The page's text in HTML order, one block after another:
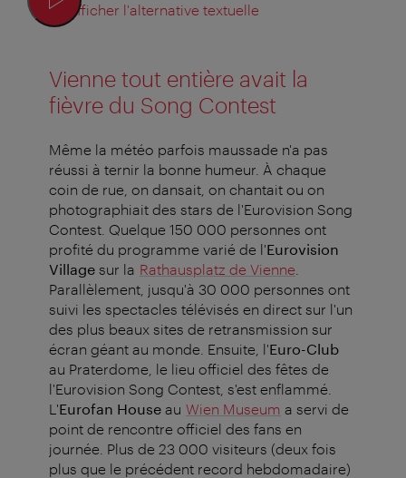
Afficher l'alternative textuelle
Vienne tout entière avait la
fièvre du Song Contest
Même la météo parfois maussade n'a pas
réussi à ternir la bonne humeur. À chaque
coin de rue, on dansait, on chantait ou on
photographiait des stars de l'Eurovision Song
Contest. Quelque 150 000 personnes ont
profité du programme varié de l'Eurovision
Village sur la Rathausplatz de Vienne
Parallèlement, jusqu'à 30 000 personnes ont
suivi les spectacles télévisés en direct sur l'un
des plus beaux sites de retransmission sur
écran géant au monde. Ensuite, l'Euro-Club
au Praterdome, le lieu officiel des fêtes de
l'Eurovision Song Contest, s'est enflammé.
L'Eurofan House au Wien Museum a servi de
point de rencontre officiel des fans en
journée. Plus de 23 000 visiteurs (deux fois
plus que le précédent record hebdomadaire)